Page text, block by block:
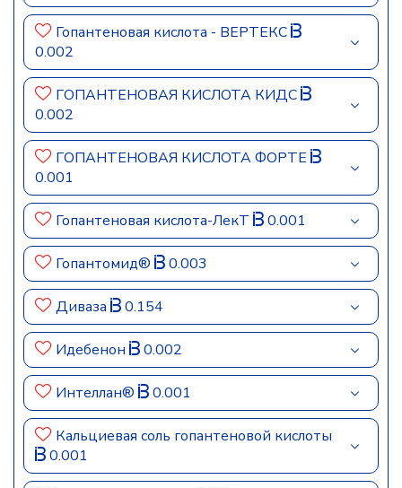
Гопантеновая кислота - ВЕРТЕКС
0.002
ГОПАНТЕНОВАЯ КИСЛОТА КИДС
0.002
ГОПАНТЕНОВАЯ КИСЛОТА ФОРТЕ
0.001
Гопантеновая кислота-ЛекТ 0.001
Гопантомид® 0.003
Диваза 0.154
Идебенон 0.002
Интеллан® 0.001
Кальциевая соль гопантеновой кислоты
0.001